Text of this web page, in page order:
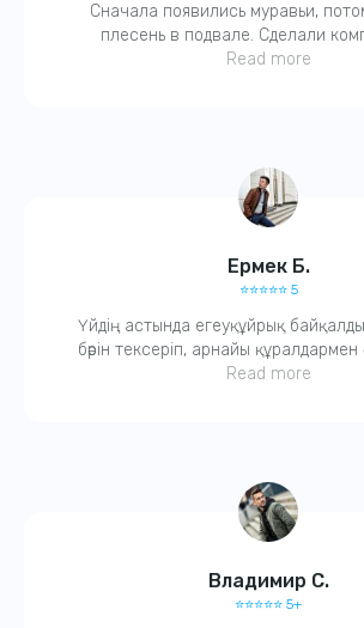
Сначала появились муравьи,
плесень в подвале. Сделали
обработку. Через пару дней — всё
Read more
Ермек Б.
⭐️⭐️⭐️⭐️⭐️ 5
Үйдің астында егеуқұйрық
бәрін тексеріп, арнайы құралдармен
Қазір тыныш. Компанияға
Read more
Владимир С.
⭐️⭐️⭐️⭐️⭐️ 5+